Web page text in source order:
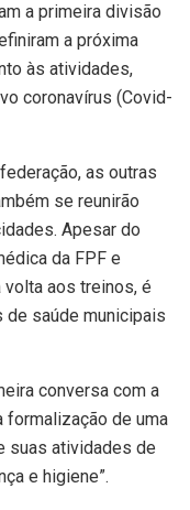
a primeira divisão
a próxima
às atividades,
coronavírus (Covid-
as outras
se reunirão
Apesar do
da FPF e
aos treinos, é
saúde municipais
conversa com a
formalização de uma
suas atividades de
e higiene”.